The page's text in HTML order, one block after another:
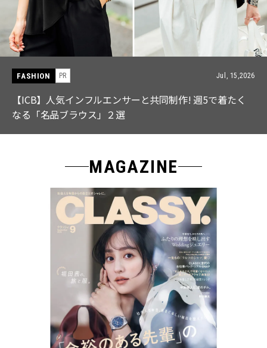
FASHION PR Jul, 15,2026
【ICB】人気インフルエンサーと共同制作! 週5で着たく
なる「名品ブラウス」２選
MAGAZINE